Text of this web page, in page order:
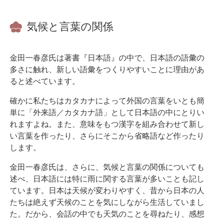
気候と言葉の関係
金田一春彦氏は著書『日本語』の中で、日本語の語彙の
多さに触れ、新しい語彙をつくりやすいことに理由があ
ると述べています。
確かに私たちはカタカナによって外国の言葉をいとも簡
単に「外来語／カタカナ語」として日本語の中にとりい
れますよね。また、意味をもつ漢字を組み合わせて新し
い言葉を作ったり、さらにそこから省略語など作ったり
します。
金田一春彦氏は、さらに、気候と言葉の関係についても
述べ、日本語には特に雨に関する言葉が多いことも記し
ています。日本は天候が変わりやすく、昔から日本の人
たちは絶えず天候のことを気にしながら生活していまし
た。だから、会話の中でも天気のことを尋ねたり、感想